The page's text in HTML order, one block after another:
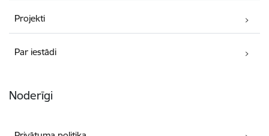
Projekti
Par iestādi
Noderīgi